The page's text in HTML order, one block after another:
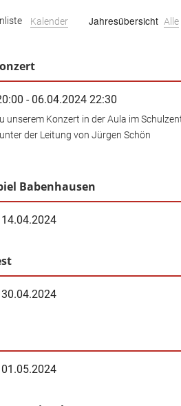
Kalender Jahresübersicht Alle
- 06.04.2024 22:30
unserem Konzert in der Aula im
der Leitung von Jürgen Schön
Babenhausen